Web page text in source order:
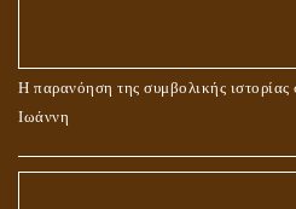
Η παρανόηση της συμβολικής
Ιωάννη